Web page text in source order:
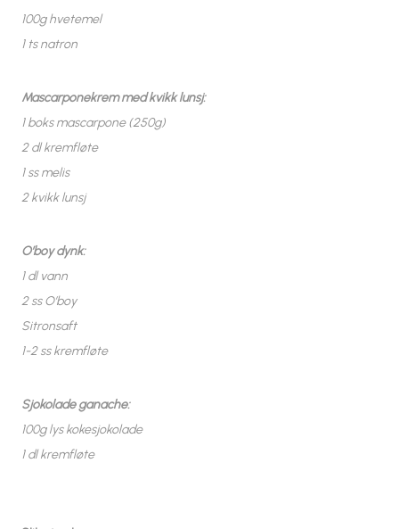
100g hvetemel
1 ts natron
Mascarponekrem med kvikk lunsj:
1 boks mascarpone (250g)
2 dl kremfløte
1 ss melis
2 kvikk lunsj
O’boy dynk:
1 dl vann
2 ss O’boy
Sitronsaft
1-2 ss kremfløte
Sjokolade ganache:
100g lys kokesjokolade
1 dl kremfløte